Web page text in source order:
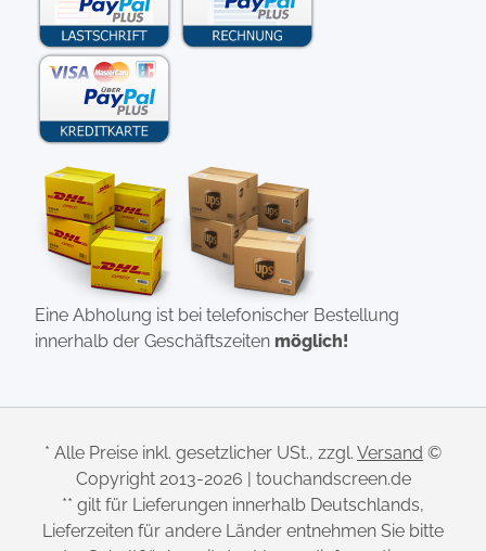
Eine Abholung ist bei telefonischer Bestellung
innerhalb der Geschäftszeiten möglich!
* Alle Preise inkl. gesetzlicher USt., zzgl. Versand ©
Copyright 2013-2026 | touchandscreen.de
** gilt für Lieferungen innerhalb Deutschlands,
Lieferzeiten für andere Länder entnehmen Sie bitte